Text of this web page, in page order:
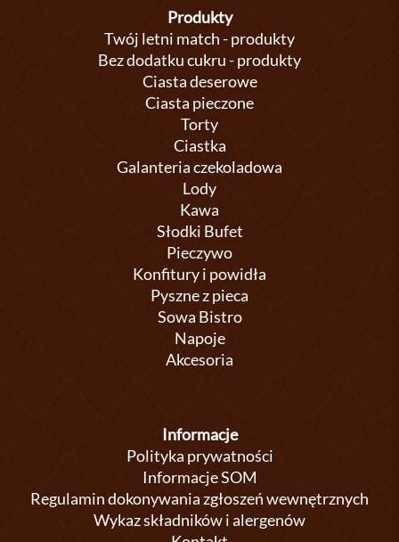
Produkty
Twój letni match - produkty
Bez dodatku cukru - produkty
Ciasta deserowe
Ciasta pieczone
Torty
Ciastka
Galanteria czekoladowa
Lody
Kawa
Słodki Bufet
Pieczywo
Konfitury i powidła
Pyszne z pieca
Sowa Bistro
Napoje
Akcesoria
Informacje
Polityka prywatności
Informacje SOM
Regulamin dokonywania zgłoszeń wewnętrznych
Wykaz składników i alergenów